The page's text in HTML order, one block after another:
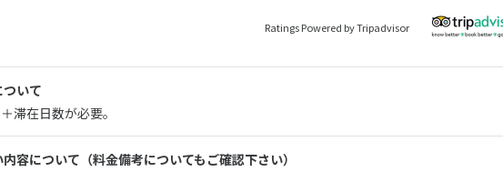
Ratings Powered by Tripadvisor
いて
滞在日数が必要。
容について （料金備考についてもご確認下さい）